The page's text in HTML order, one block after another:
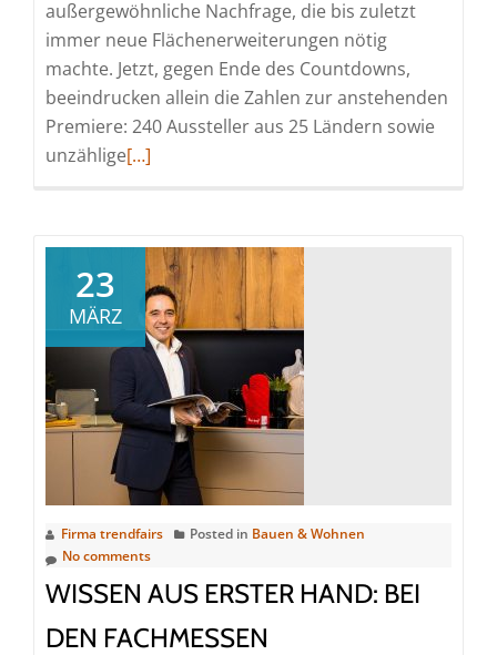
außergewöhnliche Nachfrage, die bis zuletzt
immer neue Flächenerweiterungen nötig
machte. Jetzt, gegen Ende des Countdowns,
beeindrucken allein die Zahlen zur anstehenden
Premiere: 240 Aussteller aus 25 Ländern sowie
unzähligeRead
Fireplaces
2023
begeistert
aufgenommen
[…]
23
MÄRZ
Firma trendfairs Posted in Bauen & Wohnen
No comments
WISSEN AUS ERSTER HAND: BEI
DEN FACHMESSEN